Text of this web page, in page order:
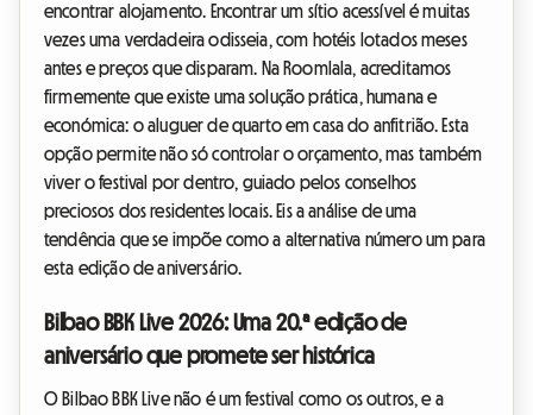
encontrar alojamento. Encontrar um sítio acessível é muitas
vezes uma verdadeira odisseia, com hotéis lotados meses
antes e preços que disparam. Na Roomlala, acreditamos
firmemente que existe uma solução prática, humana e
económica: o aluguer de quarto em casa do anfitrião. Esta
opção permite não só controlar o orçamento, mas também
viver o festival por dentro, guiado pelos conselhos
preciosos dos residentes locais. Eis a análise de uma
tendência que se impõe como a alternativa número um para
esta edição de aniversário.
Bilbao BBK Live 2026: Uma 20.ª edição de
aniversário que promete ser histórica
O Bilbao BBK Live não é um festival como os outros, e a